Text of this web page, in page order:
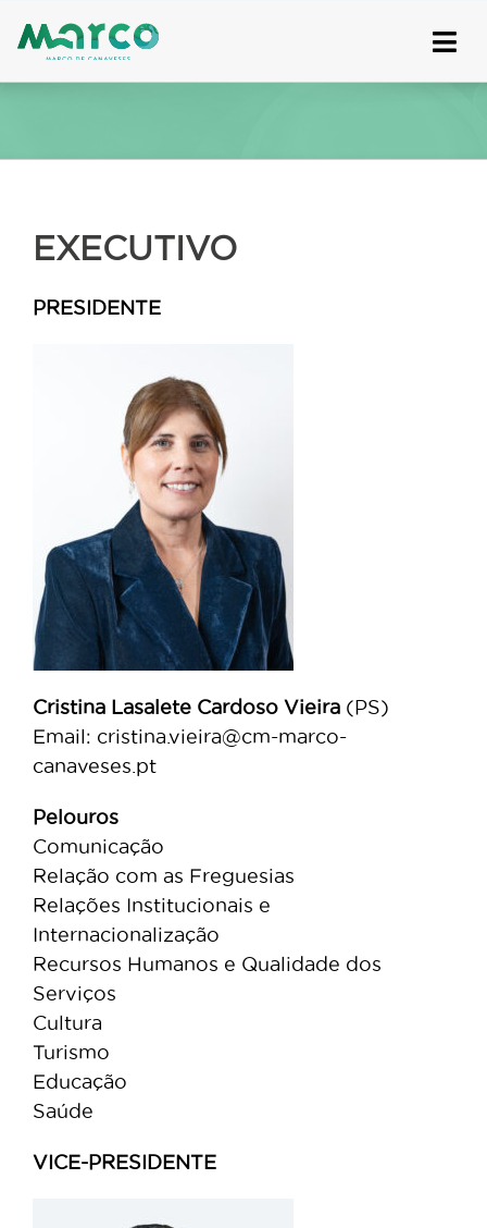
to
EXECUTIVO
PRESIDENTE
Cristina Lasalete Cardoso Vieira (PS)
Email: cristina.vieira@cm-marco-
canaveses.pt
Pelouros
Comunicação
Relação com as Freguesias
Relações Institucionais e
Internacionalização
Recursos Humanos e Qualidade dos
Serviços
Cultura
Turismo
Educação
Saúde
VICE-PRESIDENTE